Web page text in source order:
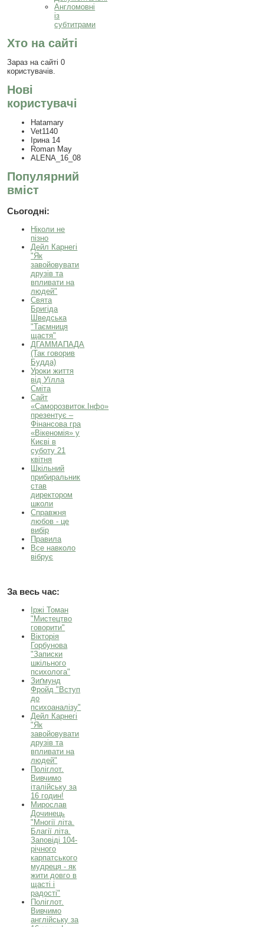
Англомовні
із
субтитрами
Хто на сайті
Зараз на сайті 0
користувачів.
Нові
користувачі
Hatamary
Vet1140
Ірина 14
Roman May
ALENA_16_08
Популярний
вміст
Сьогодні:
Ніколи не
пізно
Дейл Карнегі
"Як
завойовувати
друзів та
впливати на
людей"
Свята
Бригіда
Шведська
"Таємниця
щастя"
ДГАММАПАДА
(Так говорив
Будда)
Уроки життя
від Уїлла
Сміта
Сайт
«Саморозвиток.Інфо»
презентує –
Фінансова гра
«Вікеномія» у
Києві в
суботу 21
квітня
Шкільний
прибиральник
став
директором
школи
Справжня
любов - це
вибір
Правила
Все навколо
вібрує
За весь час:
Іржі Томан
"Мистецтво
говорити"
Вікторія
Горбунова
"Записки
шкільного
психолога"
Зиґмунд
Фройд "Вступ
до
психоаналізу"
Дейл Карнегі
"Як
завойовувати
друзів та
впливати на
людей"
Поліглот.
Вивчимо
італійську за
16 годин!
Мирослав
Дочинець
"Многії літа.
Благії літа.
Заповіді 104-
річного
карпатського
мудреця - як
жити довго в
щасті і
радості"
Поліглот.
Вивчимо
англійську за